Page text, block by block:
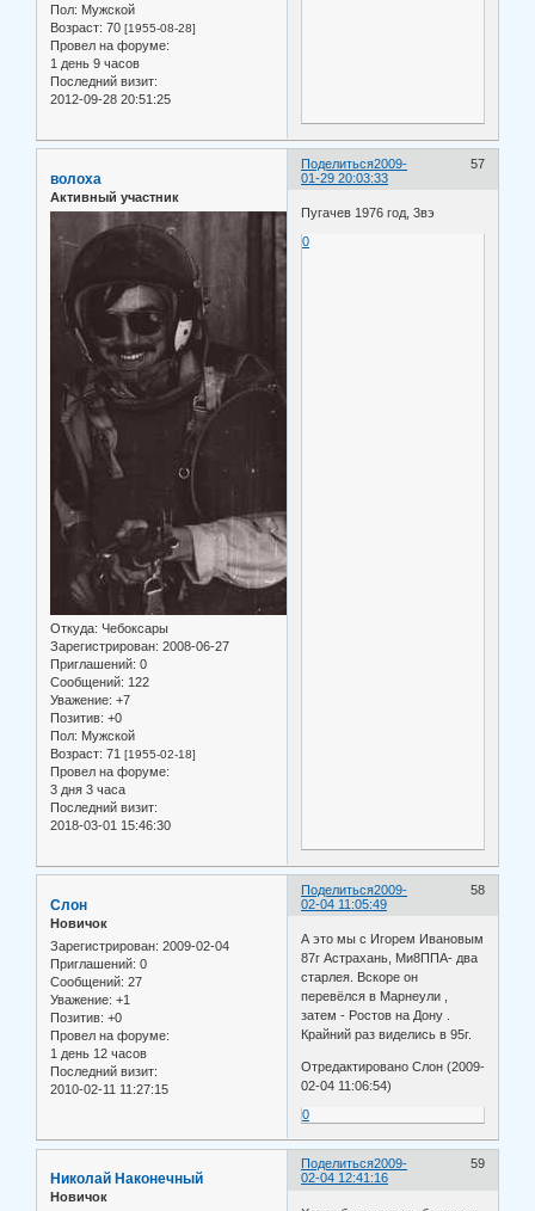
Пол: Мужской
Возраст: 70 [1955-08-28]
Провел на форуме:
1 день 9 часов
Последний визит:
2012-09-28 20:51:25
Поделиться 57
2009-
01-29 20:03:33
волоха
Активный участник
Откуда: Чебоксары
Зарегистрирован: 2008-06-27
Приглашений: 0
Сообщений: 122
Уважение: +7
Позитив: +0
Пол: Мужской
Возраст: 71 [1955-02-18]
Провел на форуме:
3 дня 3 часа
Последний визит:
2018-03-01 15:46:30
Пугачев 1976 год, 3вэ
0
Поделиться 58
2009-
02-04 11:05:49
Слон
Новичок
Зарегистрирован: 2009-02-04
Приглашений: 0
Сообщений: 27
Уважение: +1
Позитив: +0
Провел на форуме:
1 день 12 часов
Последний визит:
2010-02-11 11:27:15
А это мы с Игорем Ивановым
87г Астрахань, Ми8ППА- два
старлея. Вскоре он
перевёлся в Марнеули ,
затем - Ростов на Дону .
Крайний раз виделись в 95г.
Отредактировано Слон (2009-
02-04 11:06:54)
0
Поделиться 59
2009-
02-04 12:41:16
Николай Наконечный
Новичок